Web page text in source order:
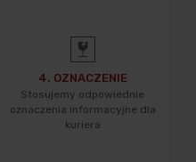
4. OZNACZENIE
Stosujemy odpowiednie
oznaczenia informacyjne dla
kuriera